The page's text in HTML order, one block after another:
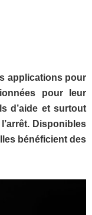
applications pour
pour leur
d’aide et surtout
Disponibles
bénéficient des